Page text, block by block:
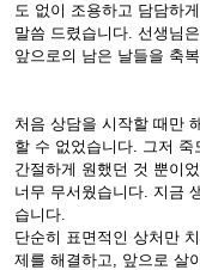
도 없이 조용하고 담담하
말씀 드렸습니다. 선생님
앞으로의 남은 날들을 축
처음 상담을 시작할 때만
할 수 없었습니다. 그저
간절하게 원했던 것 뿐이
너무 무서웠습니다. 지금
습니다.
단순히 표면적인 상처만
제를 해결하고, 앞으로 살